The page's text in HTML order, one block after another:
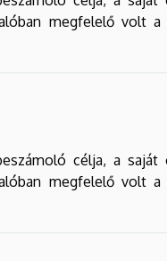
megfelelő volt
célja, a saját
megfelelő volt